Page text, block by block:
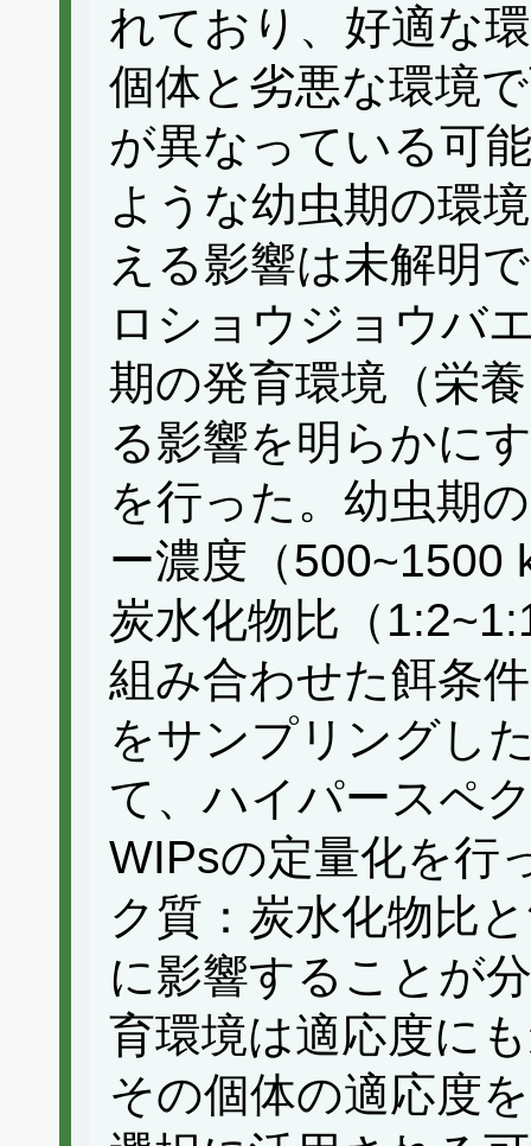
れており、好適な
個体と劣悪な環境
が異なっている可
ような幼虫期の環
える影響は未解明
ロショウジョウバ
期の発育環境（栄
る影響を明らかに
を行った。幼虫期
ー濃度（500~1500
炭水化物比（
組み合わせた餌条
をサンプリングし
て、ハイパースペ
WIPsの定量化を行
ク質：炭水化物比
に影響することが
育環境は適応度に
その個体の適応度